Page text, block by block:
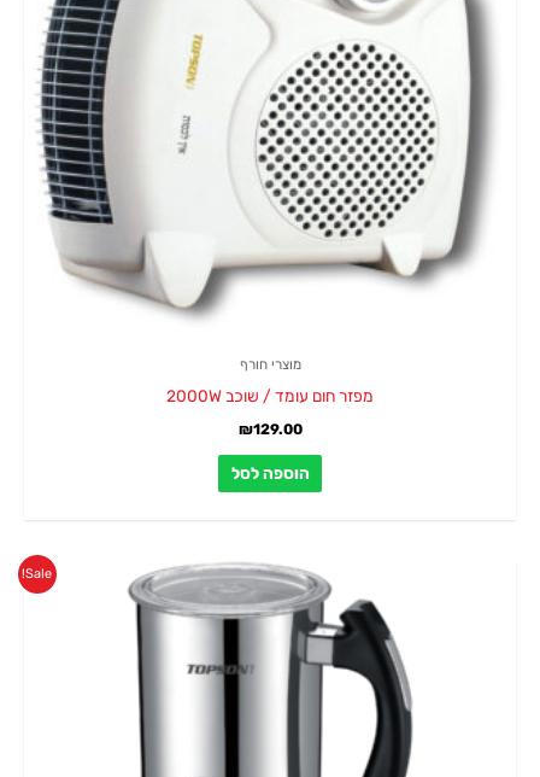
מוצרי חורף
מפזר חום עומד / שוכב 2000W
₪129.00
הוספה לסל
Sale!
המחיר
המקורי
היה:
המחיר
הנוכחי
הוא: